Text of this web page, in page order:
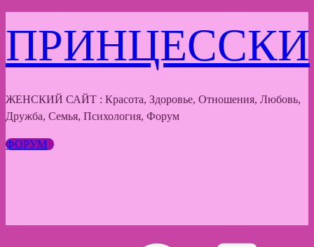
к
содержимому
ПРИНЦЕССКИ
ЖЕНСКИЙ САЙТ : Красота, Здоровье, Отношения, Любовь,
Дружба, Семья, Психология, Форум
ФОРУМ